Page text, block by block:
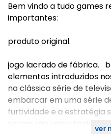
Bem vindo a tudo games
importantes:
produto original.
jogo lacrado de fábrica.
elementos introduzidos
na clássica série de
embarcar em uma série
furtividade e a estratégia
serem tão importantesver